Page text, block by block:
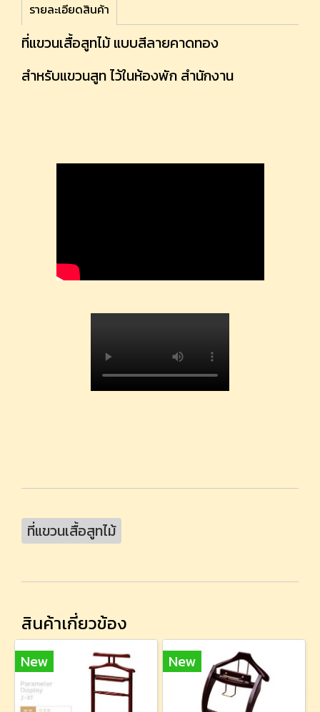
รายละเอียดสินค้า
ที่แขวนเสื้อสูทไม้ แบบสีลายคาดทอง
สำหรับแขวนสูท ไว้ในห้องพัก สำนักงาน
ที่แขวนเสื้อสูทไม้
สินค้าเกี่ยวข้อง
New New